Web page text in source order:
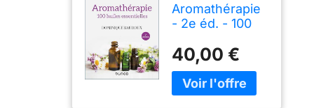
Aromathérapie
- 2e éd. - 100
essentielles:
100 huiles
essentielles
40,00 €